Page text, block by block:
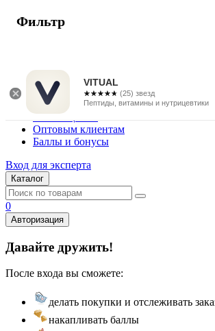
VITUAL
☆☆☆☆☆
★★★★★ (25) звезд
Пептиды, витамины и нутрицевтики
г. Москва
Vitual Peptide
+7 (800) 101-13-25
Специалистам
Поставщикам
Оптовым клиентам
Баллы и бонусы
Вход для эксперта
Каталог
0
Авторизация
Давайте дружить!
После входа вы сможете:
делать покупки и отслеживать
накапливать баллы
Фильтр